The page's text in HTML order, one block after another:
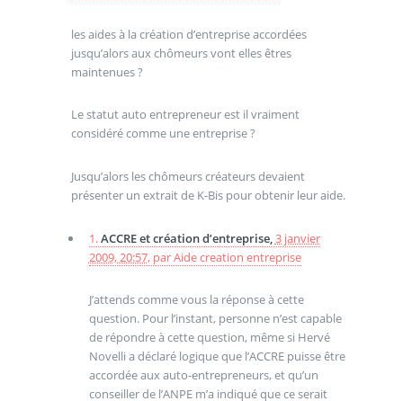
les aides à la création d’entreprise accordées
jusqu’alors aux chômeurs vont elles êtres
maintenues ?
Le statut auto entrepreneur est il vraiment
considéré comme une entreprise ?
Jusqu’alors les chômeurs créateurs devaient
présenter un extrait de K-Bis pour obtenir leur aide.
1.ACCRE et création d’entreprise, 3 janvier
2009, 20:57, parAide creation entreprise
J’attends comme vous la réponse à cette
question. Pour l’instant, personne n’est capable
de répondre à cette question, même si Hervé
Novelli a déclaré logique que l’ACCRE puisse être
accordée aux auto-entrepreneurs, et qu’un
conseiller de l’ANPE m’a indiqué que ce serait